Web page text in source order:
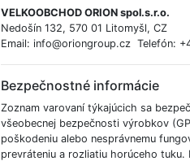
VELKOOBCHOD ORION spol.s.r.o.
Nedošín 132, 570 01 Litomyšl, CZ
Email: info@oriongroup.cz Telefón:
Bezpečnostné informácie
Zoznam varovaní týkajúcich sa
všeobecnej bezpečnosti výrobkov
poškodeniu alebo nesprávnemu
prevráteniu a rozliatiu horúceho